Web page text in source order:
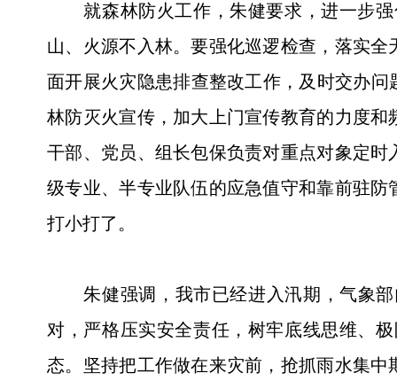
就森林防火工作，朱健要求，进一步强
山、火源不入林。要强化巡逻检查，落实
面开展火灾隐患排查整改工作，及时交办
林防灭火宣传，加大上门宣传教育的力度
干部、党员、组长包保负责对重点对象定
级专业、半专业队伍的应急值守和靠前驻
打小打了。
朱健强调，我市已经进入汛期，气象部
对，严格压实安全责任，树牢底线思维、
态。坚持把工作做在来灾前，抢抓雨水集